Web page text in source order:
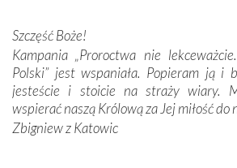
spotykaliśmy się z
Portugalczyków. Podziwialiśmy
zwyczaje. Mimo że nasze kraje
oddalone, w żaden sposób nie
Sprawiła to oczywiście sama
kulturowa bliskość biorąca swój
Szczęść Boże!
Kampania „Proroctwa nie
Polski” jest wspaniała. Popieram ją i
jesteście i stoicie na straży wiary.
wspierać naszą Królową za Jej miłość do
Zbigniew z Katowic